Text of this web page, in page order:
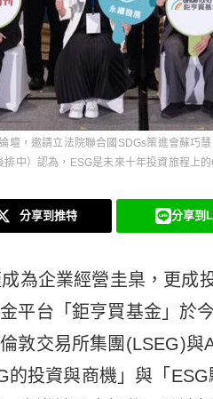
壇，邀請立法院聯合國SDGs策進會蘇巧
中）認為，ESG是未來十年投資旅程上
分享到推特 分享到
為企業經營圭臬，更成
平台「鉅亨買基金」於
敦交易所集團(LSEG)與
的投資與商機」與「